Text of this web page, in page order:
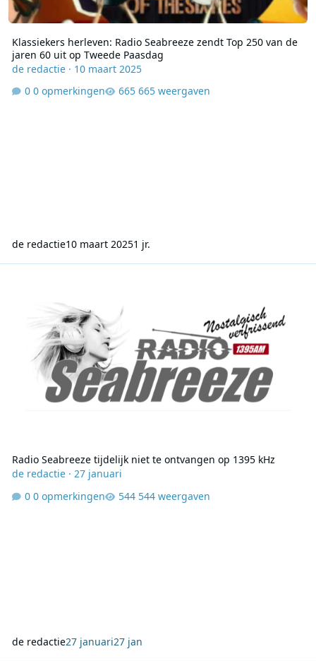
Klassiekers herleven: Radio Seabreeze zendt Top 250 van de
jaren 60 uit op Tweede Paasdag
de redactie· 10 maart 2025
0 opmerkingen
665 weergaven
de redactie10 maart 20251 jr.
Radio Seabreeze tijdelijk niet te ontvangen op 1395 kHz
de redactie· 27 januari
0 opmerkingen
544 weergaven
de redactie27 januari27 jan